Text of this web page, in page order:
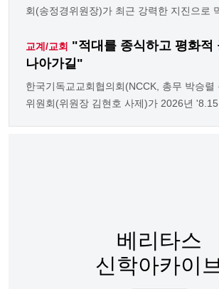
회(송정경위원장)가 최근 강력한 지진으로
교계/교회 "적대를 종식하고 평화적
나아가길"
한국기독교교회협의회(NCCK, 총무 박승렬
위원회(위원장 김현호 사제)가 2026년 '8.15
베리타스
신학아카이브